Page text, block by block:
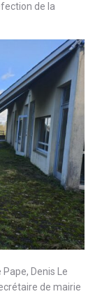
de la
Denis Le
de mairie